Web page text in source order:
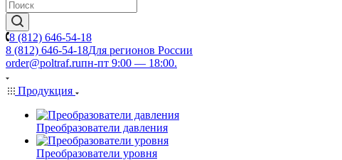
8 (812) 646-54-18
8 (812) 646-54-18Для регионов России
order@poltraf.ruпн-пт 9:00 — 18:00.
Продукция
Преобразователи давления
Преобразователи уровня